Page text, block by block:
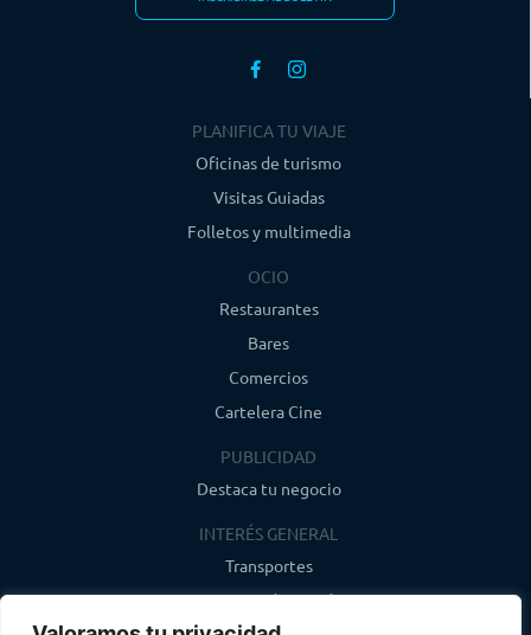
PLANIFICA TU VIAJE
Oficinas de turismo
Visitas Guiadas
Folletos y multimedia
OCIO
Restaurantes
Bares
Comercios
Cartelera Cine
PUBLICIDAD
Destaca tu negocio
INTERÉS GENERAL
Transportes
Farmacias de guardia